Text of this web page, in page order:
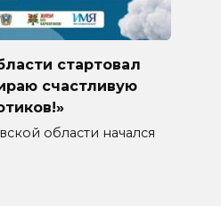
стартовал
счастливую
области начался